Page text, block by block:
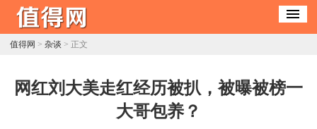
值得网 > 杂谈 > 正文
​网红刘大美走红经历被扒，被曝被榜一
大哥包养？